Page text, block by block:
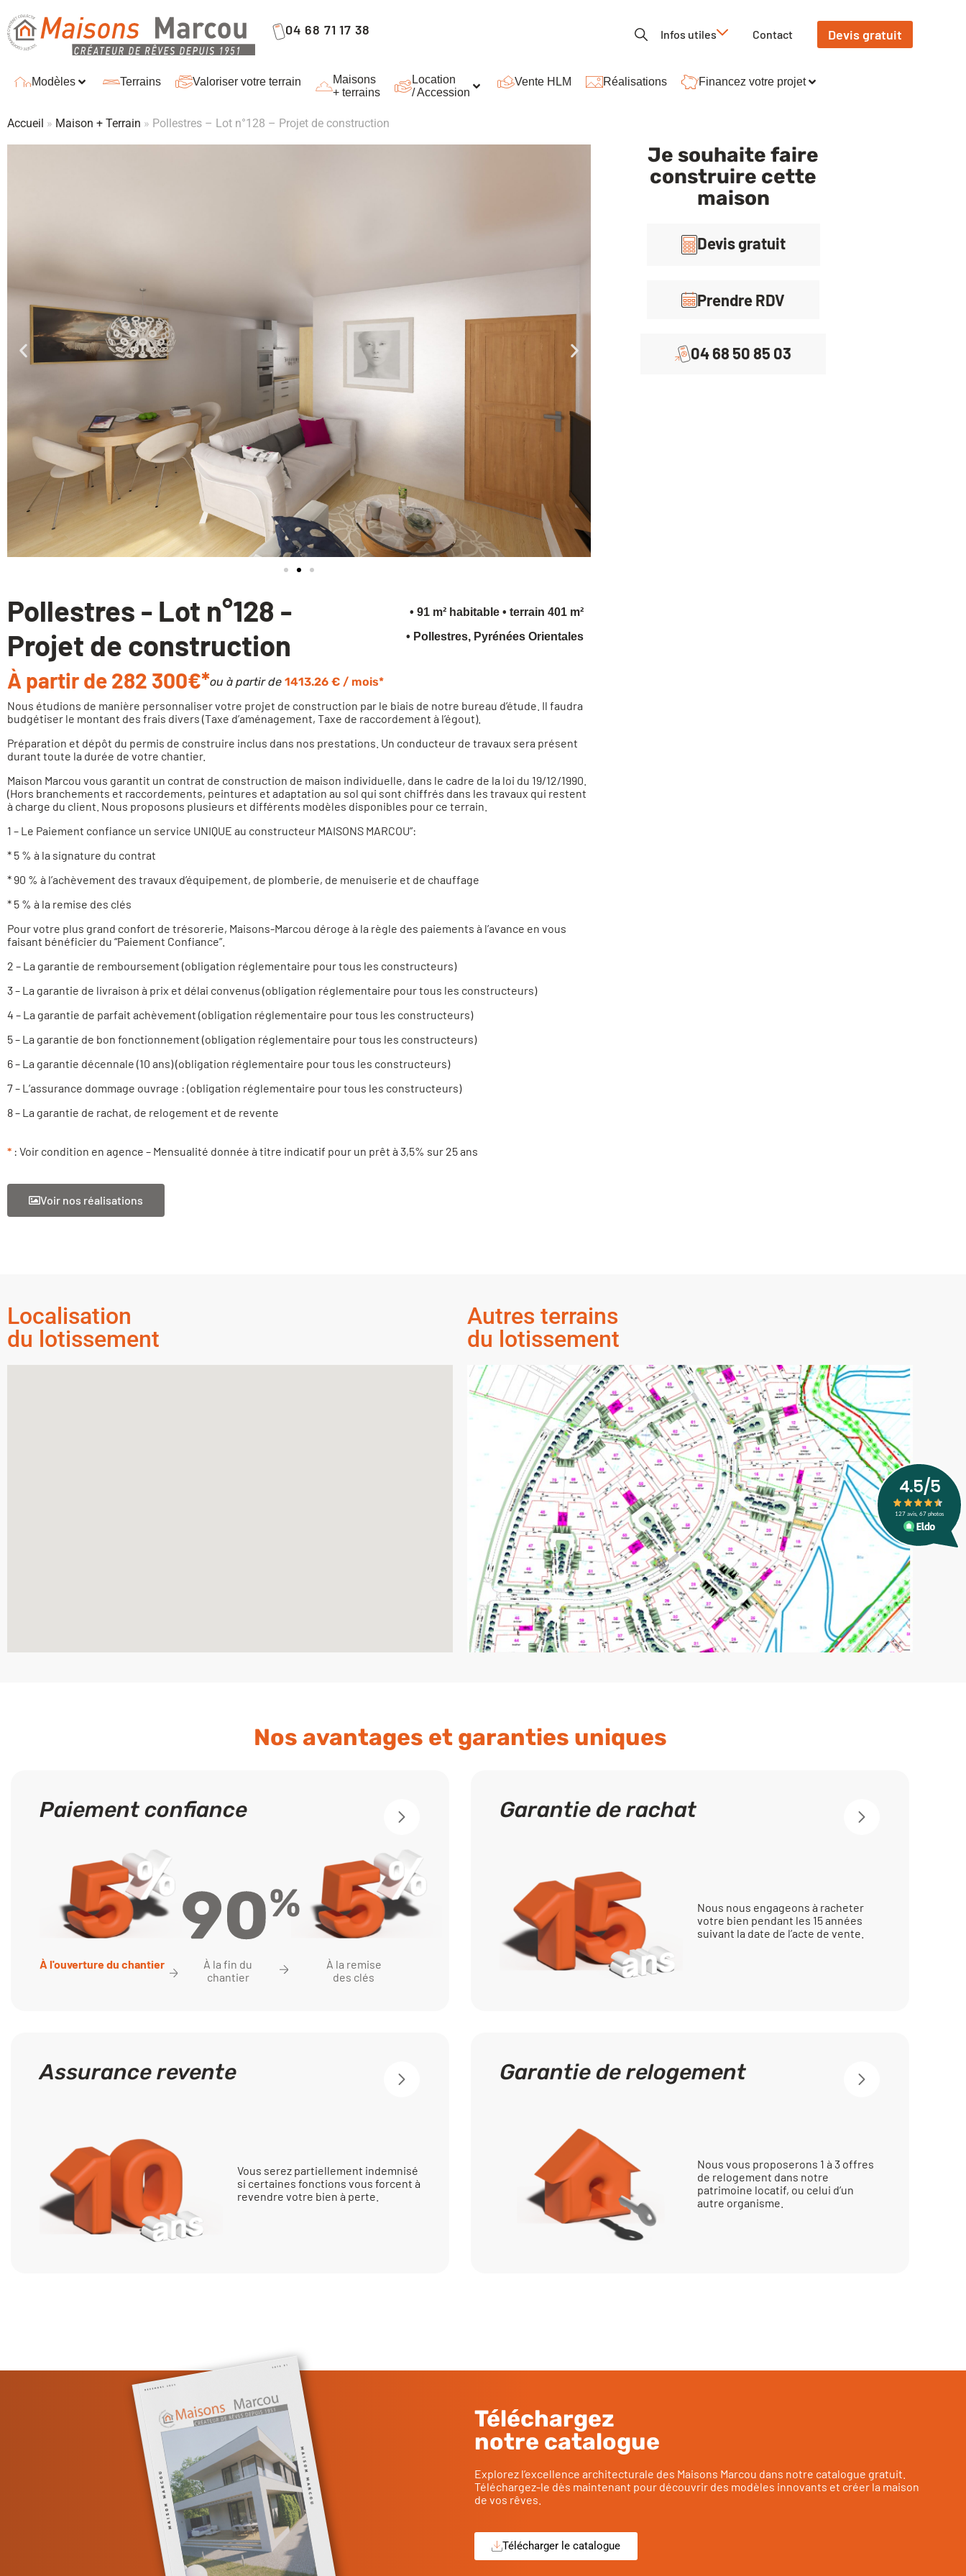
04 68 71 17 38 Infos utiles Contact Devis gratuit
Modèles Terrains Valoriser votre terrain
Maisons
+ terrains
Location
/ Accession
Vente HLM Réalisations Financez votre projet
Accueil » Maison + Terrain » Pollestres – Lot n°128 – Projet de construction
Pollestres - Lot n°128 -
Projet de construction
• 91 m² habitable • terrain 401 m²
• Pollestres, Pyrénées Orientales
À partir de 282 300€*ou à partir de 1413.26 € / mois*
Nous étudions de manière personnaliser votre projet de construction par le biais de notre bureau d’étude. Il faudra
budgétiser le montant des frais divers (Taxe d’aménagement, Taxe de raccordement à l’égout).
Préparation et dépôt du permis de construire inclus dans nos prestations. Un conducteur de travaux sera présent
durant toute la durée de votre chantier.
Maison Marcou vous garantit un contrat de construction de maison individuelle, dans le cadre de la loi du 19/12/1990.
(Hors branchements et raccordements, peintures et adaptation au sol qui sont chiffrés dans les travaux qui restent
à charge du client. Nous proposons plusieurs et différents modèles disponibles pour ce terrain.
1 – Le Paiement confiance un service UNIQUE au constructeur MAISONS MARCOU”:
* 5 % à la signature du contrat
* 90 % à l’achèvement des travaux d’équipement, de plomberie, de menuiserie et de chauffage
* 5 % à la remise des clés
Pour votre plus grand confort de trésorerie, Maisons-Marcou déroge à la règle des paiements à l’avance en vous
faisant bénéficier du “Paiement Confiance”.
2 – La garantie de remboursement (obligation réglementaire pour tous les constructeurs)
3 – La garantie de livraison à prix et délai convenus (obligation réglementaire pour tous les constructeurs)
4 – La garantie de parfait achèvement (obligation réglementaire pour tous les constructeurs)
5 – La garantie de bon fonctionnement (obligation réglementaire pour tous les constructeurs)
6 – La garantie décennale (10 ans) (obligation réglementaire pour tous les constructeurs)
7 – L’assurance dommage ouvrage : (obligation réglementaire pour tous les constructeurs)
8 – La garantie de rachat, de relogement et de revente
* : Voir condition en agence – Mensualité donnée à titre indicatif pour un prêt à 3,5% sur 25 ans
Voir nos réalisations
Je souhaite faire
construire cette
maison
Devis gratuit
Prendre RDV
04 68 50 85 03
Localisation
du lotissement
Autres terrains
du lotissement
Nos avantages et garanties uniques
Paiement confiance
À l'ouverture du chantier
À la fin du
chantier
À la remise
des clés
Garantie de rachat
Nous nous engageons à racheter
votre bien pendant les 15 années
suivant la date de l’acte de vente.
Assurance revente
Vous serez partiellement indemnisé
si certaines fonctions vous forcent à
revendre votre bien à perte.
Garantie de relogement
Nous vous proposerons 1 à 3 offres
de relogement dans notre
patrimoine locatif, ou celui d’un
autre organisme.
Téléchargez
notre catalogue
Explorez l’excellence architecturale des Maisons Marcou dans notre catalogue gratuit.
Téléchargez-le dès maintenant pour découvrir des modèles innovants et créer la maison
de vos rêves.
Télécharger le catalogue